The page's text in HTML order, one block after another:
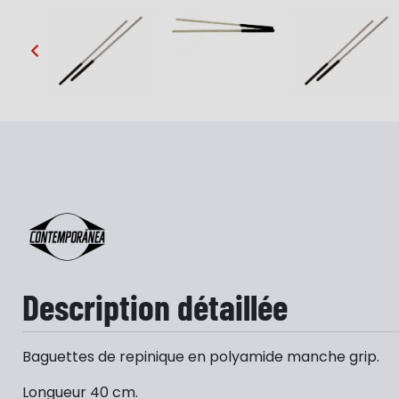
…
Description détaillée
Baguettes de repinique en polyamide manche grip.
Longueur 40 cm.